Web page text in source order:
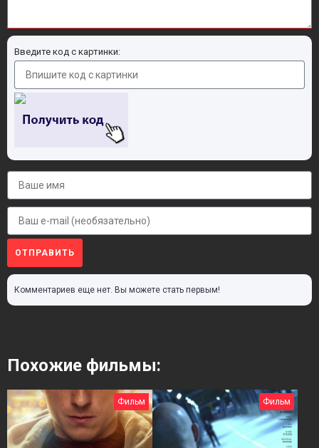
Введите код с картинки:
ОТПРАВИТЬ
Комментариев еще нет. Вы можете стать первым!
Похожие фильмы:
Фильм Фильм